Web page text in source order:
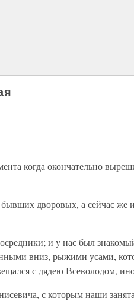
когда окончательно
дворовых, а сейчас же
и у нас был
вниз, рыжими усами,
с дядею Всеволодом,
с которым наши